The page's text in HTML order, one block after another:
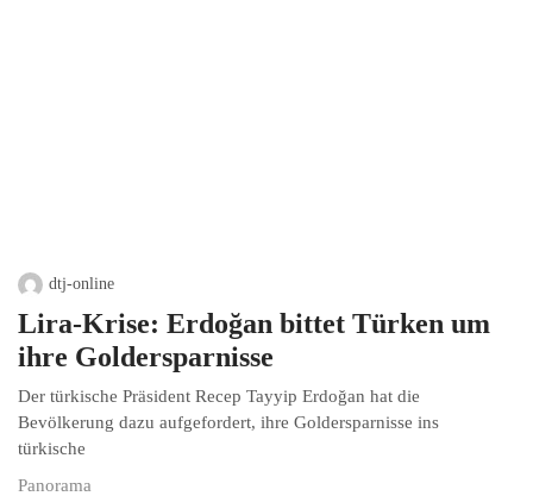
dtj-online
Lira-Krise: Erdoğan bittet Türken um
ihre Goldersparnisse
Der türkische Präsident Recep Tayyip Erdoğan hat die
Bevölkerung dazu aufgefordert, ihre Goldersparnisse ins
türkische
Panorama